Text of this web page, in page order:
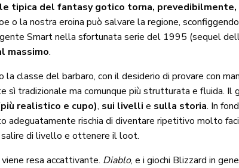
tipica del fantasy gotico torna,
o la nostra eroina può salvare la regione,
Smart nella sfortunata serie del 1995 (sequel
massimo.
classe del barbaro, con il desiderio di provare con
sì tradizionale ma comunque più strutturata e fluida. Il
realistico e cupo), sui livelli e sulla storia. In
adeguatamente rischia di diventare ripetitivo molto
salire di livello e ottenere il loot.
resa accattivante. Diablo, e i giochi Blizzard in